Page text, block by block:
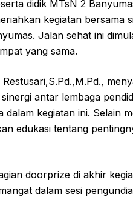
didik MTsN 2
kegiatan bersama
Jalan sehat ini
yang sama.
antar lembaga
dalam kegiatan ini. Selain
edukasi tentang
doorprize di akhir
dalam sesi